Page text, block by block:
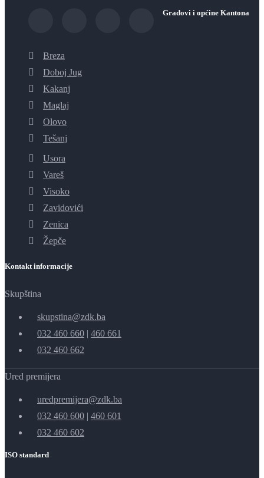
Gradovi i općine Kantona
Breza
Doboj Jug
Kakanj
Maglaj
Olovo
Tešanj
Usora
Vareš
Visoko
Zavidovići
Zenica
Žepče
Kontakt informacije
Skupština
skupstina@zdk.ba
032 460 660 | 460 661
032 460 662
Ured premijera
uredpremijera@zdk.ba
032 460 600 | 460 601
032 460 602
ISO standard